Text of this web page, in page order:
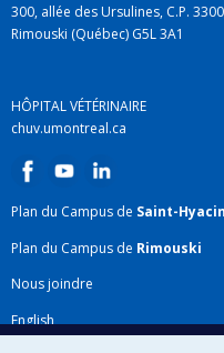
300, allée des Ursulines, C.P.
Rimouski (Québec) G5L 3A1
HÔPITAL VÉTÉRINAIRE
chuv.umontreal.ca
Plan du Campus de Saint-
Plan du Campus de Rimouski
Nous joindre
English